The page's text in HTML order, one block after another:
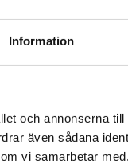
Information
och annonserna
även sådana
vi samarbetar
hög klinisk standard